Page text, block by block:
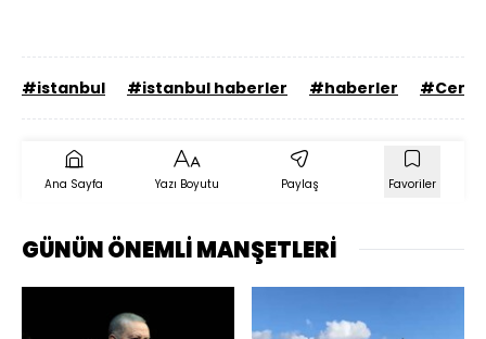
#istanbul #istanbul haberler #haberler #Cemal
Ana Sayfa Yazı Boyutu Paylaş Favoriler
GÜNÜN ÖNEMLİ MANŞETLERİ